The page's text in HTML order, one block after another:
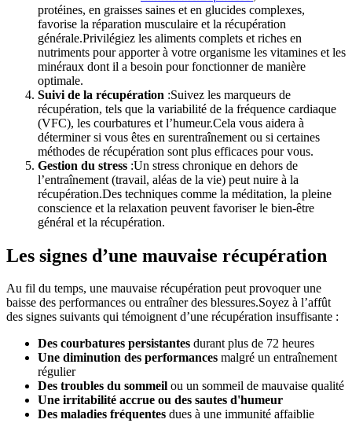
protéines, en graisses saines et en glucides complexes,
favorise la réparation musculaire et la récupération
générale.Privilégiez les aliments complets et riches en
nutriments pour apporter à votre organisme les vitamines et les
minéraux dont il a besoin pour fonctionner de manière
optimale.
Suivi de la récupération :Suivez les marqueurs de
récupération, tels que la variabilité de la fréquence cardiaque
(VFC), les courbatures et l’humeur.Cela vous aidera à
déterminer si vous êtes en surentraînement ou si certaines
méthodes de récupération sont plus efficaces pour vous.
Gestion du stress :Un stress chronique en dehors de
l’entraînement (travail, aléas de la vie) peut nuire à la
récupération.Des techniques comme la méditation, la pleine
conscience et la relaxation peuvent favoriser le bien-être
général et la récupération.
Les signes d’une mauvaise récupération
Au fil du temps, une mauvaise récupération peut provoquer une
baisse des performances ou entraîner des blessures.Soyez à l’affût
des signes suivants qui témoignent d’une récupération insuffisante :
Des courbatures persistantes durant plus de 72 heures
Une diminution des performances malgré un entraînement
régulier
Des troubles du sommeil ou un sommeil de mauvaise qualité
Une irritabilité accrue ou des sautes d'humeur
Des maladies fréquentes dues à une immunité affaiblie